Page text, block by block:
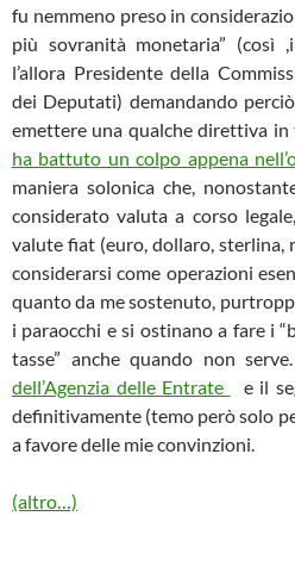
fu nemmeno preso in
più sovranità monetaria” (così
l’allora Presidente della
dei Deputati) demandando
emettere una qualche direttiva in
ha battuto un colpo appena
maniera solonica che,
considerato valuta a corso
valute fiat (euro, dollaro, sterlina,
considerarsi come operazioni
quanto da me sostenuto,
i paraocchi e si ostinano a fare i
tasse” anche quando non
dell’Agenzia delle Entrate
e il
definitivamente (temo però solo
a favore delle mie convinzioni.
(altro…)